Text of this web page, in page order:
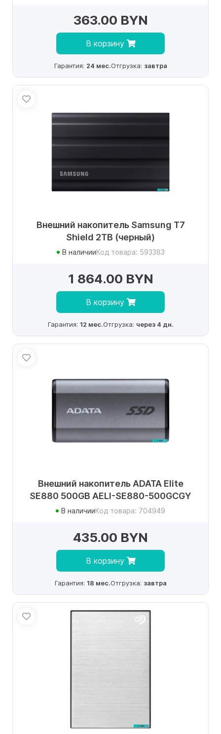
363.00 BYN
В корзину
Гарантия: 24 мес.Отгрузка: завтра
Внешний накопитель Samsung T7
Shield 2TB (черный)
В наличииКод товара: 593383
1 864.00 BYN
В корзину
Гарантия: 12 мес.Отгрузка: через 4 дн.
Внешний накопитель ADATA Elite
SE880 500GB AELI-SE880-500GCGY
В наличииКод товара: 704949
435.00 BYN
В корзину
Гарантия: 18 мес.Отгрузка: завтра